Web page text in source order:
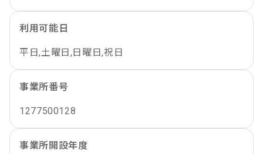
利用可能日
平日,土曜日,日曜日,祝日
事業所番号
1277500128
事業所開設年度